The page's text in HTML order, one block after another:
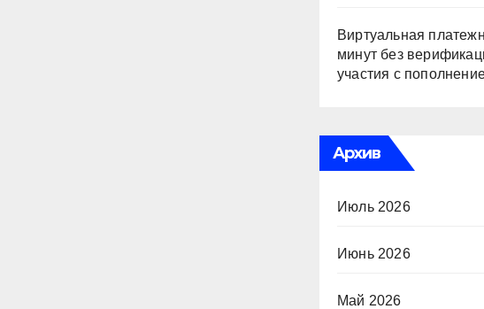
Виртуальная
минут без
участия с
Архив
Июль 2026
Июнь 2026
Май 2026